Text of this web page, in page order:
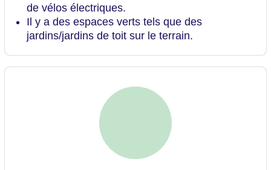
de vélos électriques.
Il y a des espaces verts tels que des
jardins/jardins de toit sur le terrain.